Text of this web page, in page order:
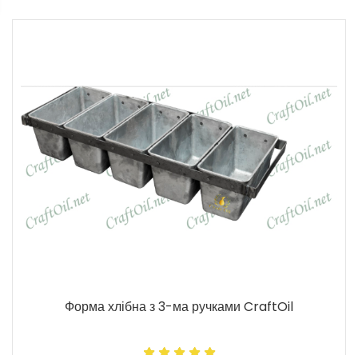
Форма хлібна з 3-ма ручками CraftOil